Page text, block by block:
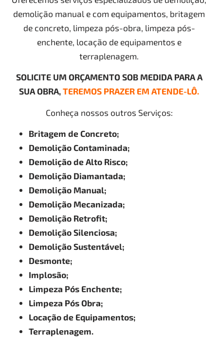
demolição manual e com equipamentos, britagem
de concreto, limpeza pós-obra, limpeza pós-
enchente, locação de equipamentos e
terraplenagem.
SOLICITE UM ORÇAMENTO SOB MEDIDA PARA A
SUA OBRA,TEREMOS PRAZER EM ATENDE-LÔ.
Conheça nossos outros Serviços:
Britagem de Concreto;
Demolição Contaminada;
Demolição de Alto Risco;
Demolição Diamantada;
Demolição Manual;
Demolição Mecanizada;
Demolição Retrofit;
Demolição Silenciosa;
Demolição Sustentável;
Desmonte;
Implosão;
Limpeza Pós Enchente;
Limpeza Pós Obra;
Locação de Equipamentos;
Terraplenagem.